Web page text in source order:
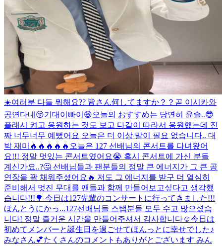
☀️여러분 다들 뭐해요?? 皆さん何してますか？？ 곧 이시카와
공연다네😚기대이빠이😆오늘의 おすすめ는 당연히 윤슬..😎
플래시 켜고 응원하는 것도 보고 다같이 따라서 응원했는데 진
짜 너무너무 예뻤어요 오늘은 더 이상 말이 필요 없습니다.. 대
박 재미🔥🔥🔥🔥🔥 오늘은 127 선배님의 콘서트를 다녀왔어
요!!! 정말 멋있는 콘서트였어요😭 혹시 콘서트에 가신 분들
계신가요..?🤔 선배님들과 팬분들의 정말 큰 에너지가 그 큰 공
연장을 꽉 채워주셨어요🔥 저도 그 에너지를 받구 더 열심히
준비해서 멋진 무대를 팬들과 함께 만들어보고싶다고 생각했
습니다!!!🌳 今日は127先輩のコンサートに行ってきました!!!
ほんとうにかっ...127선배님들 스탭분들 모두 수고 많으셨습
니다! 정말 즐거운 시간을 만들어주셔서 감사합니다☺️今日は
初めてメンバーと誕生日を過ごせてほんっとに幸せでした♪
みなさん💕たくさんのコメントもありがとございます みん